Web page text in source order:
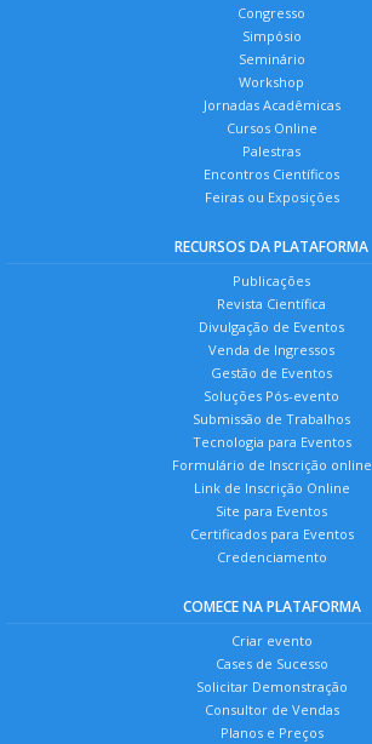
Congresso
Simpósio
Seminário
Workshop
Jornadas Acadêmicas
Cursos Online
Palestras
Encontros Científicos
Feiras ou Exposições
RECURSOS DA PLATAFORMA
Publicações
Revista Científica
Divulgação de Eventos
Venda de Ingressos
Gestão de Eventos
Soluções Pós-evento
Submissão de Trabalhos
Tecnologia para Eventos
Formulário de Inscrição online
Link de Inscrição Online
Site para Eventos
Certificados para Eventos
Credenciamento
COMECE NA PLATAFORMA
Criar evento
Cases de Sucesso
Solicitar Demonstração
Consultor de Vendas
Planos e Preços